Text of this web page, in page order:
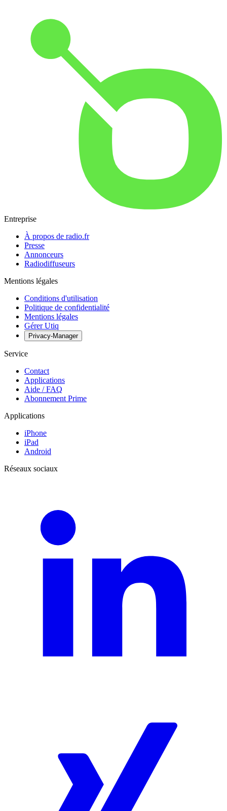
Entreprise
À propos de radio.fr
Presse
Annonceurs
Radiodiffuseurs
Mentions légales
Conditions d'utilisation
Politique de confidentialité
Mentions légales
Gérer Utiq
Privacy-Manager
Service
Contact
Applications
Aide / FAQ
Abonnement Prime
Applications
iPhone
iPad
Android
Réseaux sociaux